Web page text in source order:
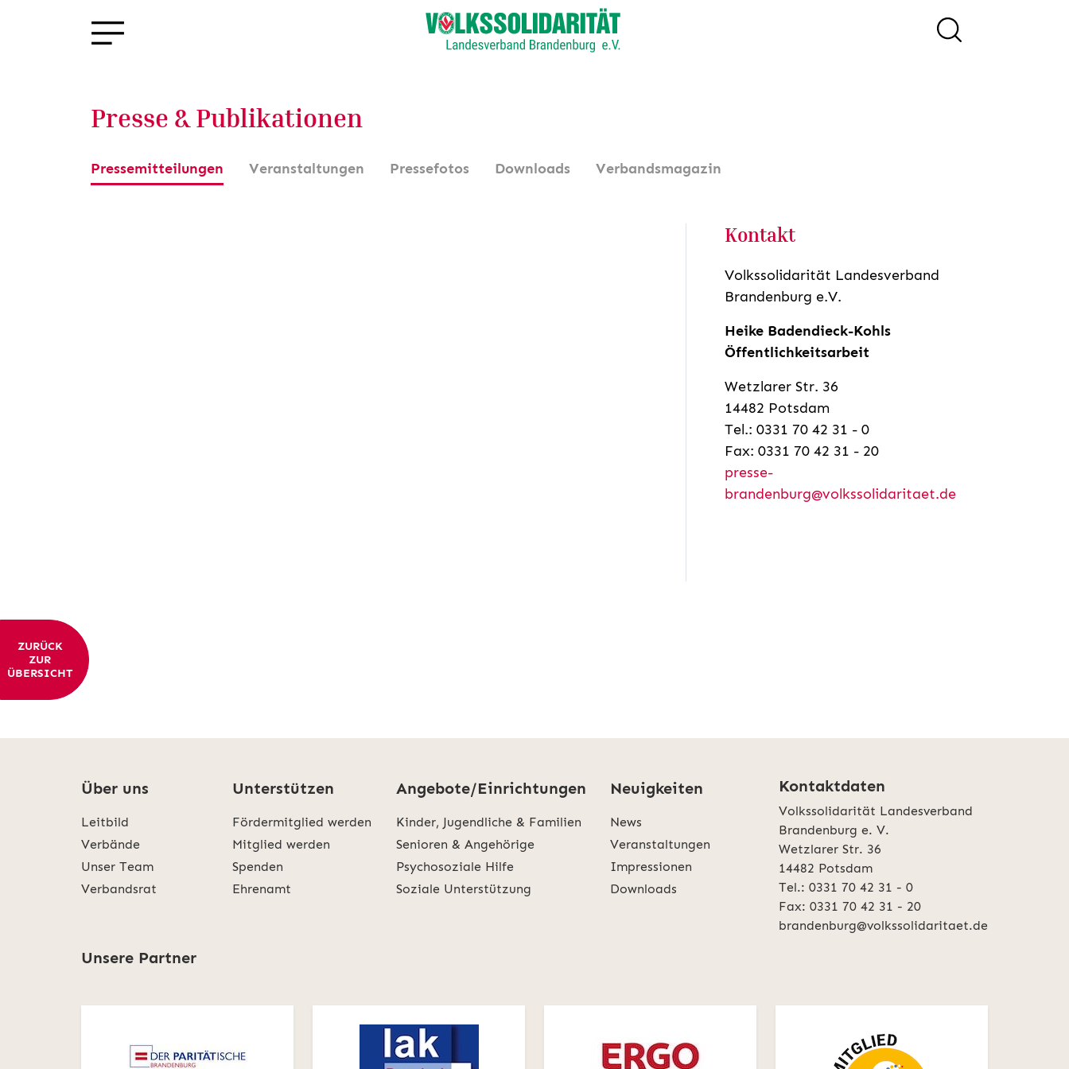
Presse & Publikationen
Pressemitteilungen Veranstaltungen Pressefotos Downloads Verbandsmagazin
Kontakt
Volkssolidarität Landesverband
Brandenburg e.V.
Heike Badendieck-Kohls
Öffentlichkeitsarbeit
Wetzlarer Str. 36
14482 Potsdam
Tel.: 0331 70 42 31 - 0
Fax: 0331 70 42 31 - 20
presse-
brandenburg@volkssolidaritaet.de
ZURÜCK
ZUR
ÜBERSICHT
Über uns
Leitbild
Verbände
Unser Team
Verbandsrat
Unterstützen
Fördermitglied werden
Mitglied werden
Spenden
Ehrenamt
Angebote/Einrichtungen
Kinder, Jugendliche & Familien
Senioren & Angehörige
Psychosoziale Hilfe
Soziale Unterstützung
Neuigkeiten
News
Veranstaltungen
Impressionen
Downloads
Kontaktdaten
Volkssolidarität Landesverband
Brandenburg e. V.
Wetzlarer Str. 36
14482 Potsdam
Tel.: 0331 70 42 31 - 0
Fax: 0331 70 42 31 - 20
brandenburg@volkssolidaritaet.de
Unsere Partner